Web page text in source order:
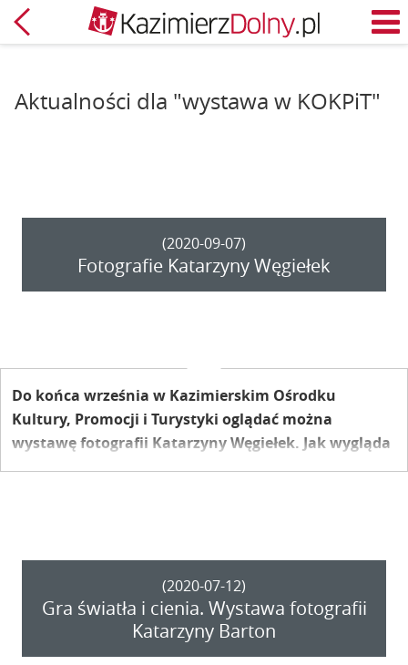
Powrót
Aktualności dla "wystawa w KOKPiT"
(2020-09-07)
Fotografie Katarzyny Węgiełek
Do końca września w Kazimierskim Ośrodku
Kultury, Promocji i Turystyki oglądać można
wystawę fotografii Katarzyny Węgiełek. Jak wygląda
świat i sam Kazimierz Dolny na nostalgicznych
(2020-07-12)
Gra światła i cienia. Wystawa fotografii
Katarzyny Barton